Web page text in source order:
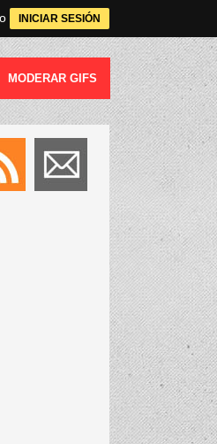
o INICIAR SESIÓN
MODERAR GIFS